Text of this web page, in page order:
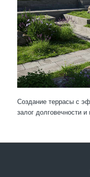
Создание террасы с
залог долговечности